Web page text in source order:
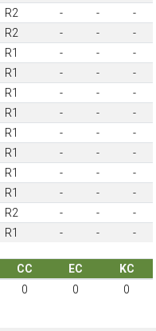
R2 - -
-
R2 - -
-
R1 - -
-
R1 - -
-
R1 - -
-
R1 - -
-
R1 - -
-
R1 - -
-
R1 - -
-
R1 - -
-
R2 - -
-
R1 - - -
CC EC
KC
0 0 0